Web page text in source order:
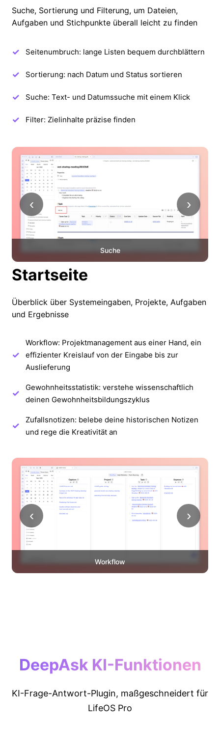
Suche, Sortierung und Filterung, um Dateien,
Aufgaben und Stichpunkte überall leicht zu finden
Seitenumbruch: lange Listen bequem durchblättern
Sortierung: nach Datum und Status sortieren
Suche: Text- und Datumssuche mit einem Klick
Filter: Zielinhalte präzise finden
‹ ›
Suche
Startseite
Überblick über Systemeingaben, Projekte, Aufgaben
und Ergebnisse
Workflow: Projektmanagement aus einer Hand, ein
effizienter Kreislauf von der Eingabe bis zur
Auslieferung
Gewohnheitsstatistik: verstehe wissenschaftlich
deinen Gewohnheitsbildungszyklus
Zufallsnotizen: belebe deine historischen Notizen
und rege die Kreativität an
‹ ›
Workflow
DeepAsk KI-Funktionen
KI-Frage-Antwort-Plugin, maßgeschneidert für
LifeOS Pro